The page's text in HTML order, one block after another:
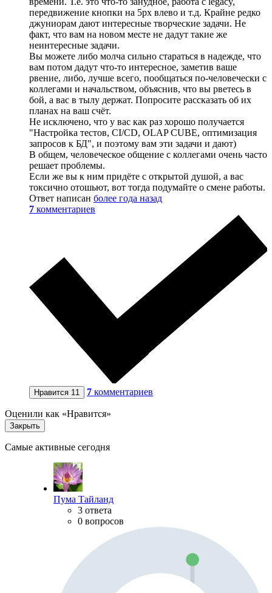
передвижение кнопки на 5px влево и т.д. Крайне редко
джуниорам дают интересные творческие задачи. Не
факт, что вам на новом месте не дадут такие же
неинтересные задачи.
Вы можете либо молча сильно стараться в надежде, что
вам потом дадут что-то интересное, заметив ваше
рвение, либо, лучше всего, пообщаться по-человечески с
коллегами и начальством, объяснив, что вы рветесь в
бой, а вас в тылу держат. Попросите рассказать об их
планах на ваш счёт.
Не исключено, что у вас как раз хорошо получается
"Настройка тестов, CI/CD, OLAP CUBE, оптимизация
запросов к БД", и поэтому вам эти задачи и дают)
В общем, человеческое общение с коллегами очень часто
решает проблемы.
Если же вы к ним придёте с открытой душой, а вас
токсично отошьют, вот тогда подумайте о смене работы.
Ответ написан более года назад
7 комментариев
Нравится 11 7 комментариев
Оценили как «Нравится»
Закрыть
Самые активные сегодня
Пума Тайланд
3 ответа
0 вопросов